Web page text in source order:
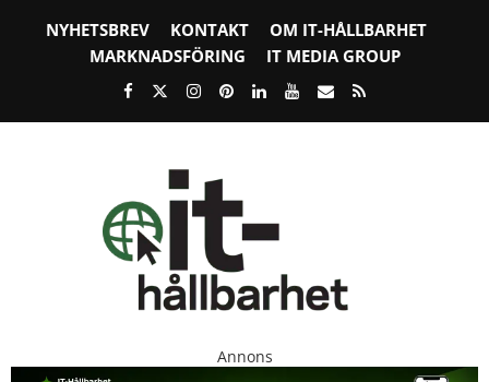
NYHETSBREV KONTAKT
OM IT-HÅLLBARHET
MARKNADSFÖRING
IT MEDIA GROUP
Annons